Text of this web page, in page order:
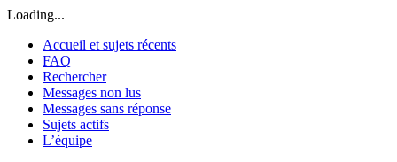
Loading...
Accueil et sujets récents
FAQ
Rechercher
Messages non lus
Messages sans réponse
Sujets actifs
L’équipe